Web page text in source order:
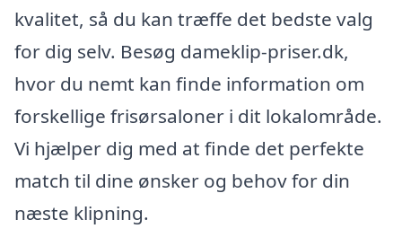
kvalitet, så du kan træffe det bedste valg
for dig selv. Besøg dameklip-priser.dk,
hvor du nemt kan finde information om
forskellige frisørsaloner i dit lokalområde.
Vi hjælper dig med at finde det perfekte
match til dine ønsker og behov for din
næste klipning.